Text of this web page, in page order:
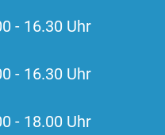
- 16.30 Uhr
- 16.30 Uhr
- 18.00 Uhr